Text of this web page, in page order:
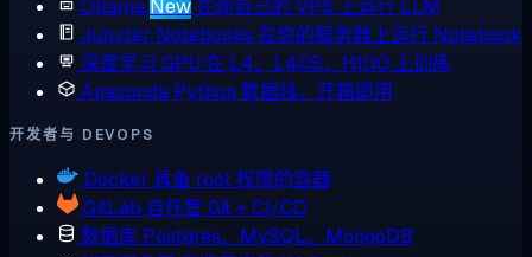
Ollama New在你自己的 VPS 上运行 LLM
Jupyter Notebooks 在你的服务器上运行 Notebook
深度学习 GPU 在 L4、L40S、H100 上训练
Anaconda Python 数据栈，开箱即用
开发者与 DEVOPS
Docker 具备 root 权限的容器
GitLab 自托管 Git + CI/CD
数据库 Postgres、MySQL、MongoDB